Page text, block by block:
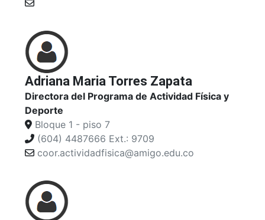
Adriana Maria Torres Zapata
Directora del Programa de Actividad Física y
Deporte
Bloque 1 - piso 7
(604) 4487666 Ext.: 9709
coor.actividadfisica@amigo.edu.co